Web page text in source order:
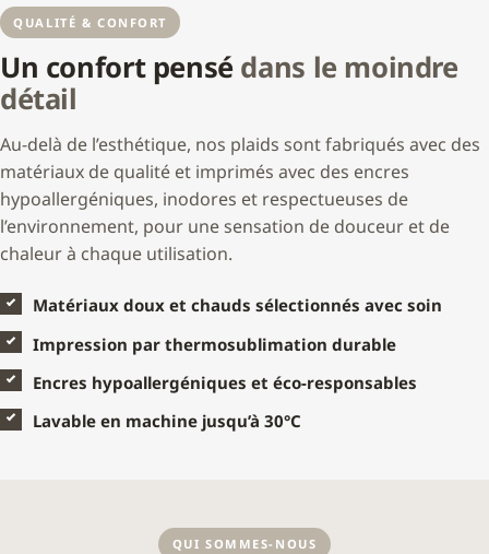
QUALITÉ & CONFORT
Un confort pensé dans le moindre
détail
Au-delà de l’esthétique, nos plaids sont fabriqués avec des
matériaux de qualité et imprimés avec des encres
hypoallergéniques, inodores et respectueuses de
l’environnement, pour une sensation de douceur et de
chaleur à chaque utilisation.
Matériaux doux et chauds sélectionnés avec soin
Impression par thermosublimation durable
Encres hypoallergéniques et éco-responsables
Lavable en machine jusqu’à 30°C
QUI SOMMES-NOUS